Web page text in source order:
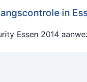
in
Essen 2014